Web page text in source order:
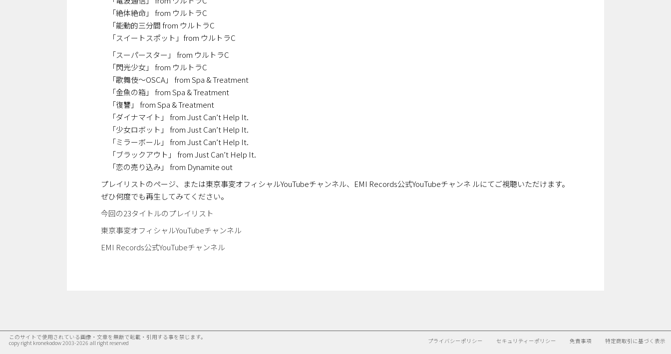
「絶体絶命」 from ウルトラC
「能動的三分間 from ウルトラC
「スイートスポット」from ウルトラC
「スーパースター」 from ウルトラC
「閃光少女」 from ウルトラC
「歌舞伎～OSCA」 from Spa & Treatment
「金魚の箱」 from Spa & Treatment
「復讐」 from Spa & Treatment
「ダイナマイト」 from Just Can’t Help It.
「少女ロボット」 from Just Can’t Help It.
「ミラーボール」 from Just Can’t Help It.
「ブラックアウト」 from Just Can’t Help It.
「恋の売り込み」 from Dynamite out
プレイリストのページ、または東京事変オフィシャルYouTubeチャンネル、EMI Records公式YouTubeチャンネ ルにてご視聴いただけます。
ぜひ何度でも再生してみてください。
今回の23タイトルのプレイリスト
東京事変オフィシャルYouTubeチャンネル
EMI Records公式YouTubeチャンネル
このサイトで使用されている画像・文章を無断で転載・引用する事を禁じます。
copy right kronekodow 2003-2026 all right reserved
プライバシーポリシー セキュリティーポリシー 免責事項 特定商取引に基づく表示